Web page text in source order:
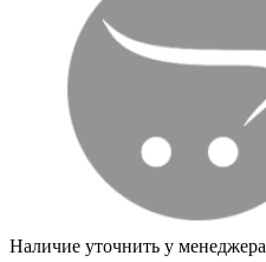
Наличие уточнить у менеджера